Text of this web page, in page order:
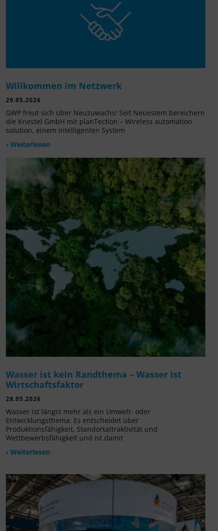
Willkommen im Netzwerk
29.05.2026
GWP freut sich über Neuzuwachs! Seit Neuestem bereichern
die Knestel GmbH mit planTection – Wireless automation
solution, einem intelligenten System
› Weiterlesen
Wasser ist kein Randthema – Wasser ist
Wirtschaftsfaktor
28.05.2026
Wasser ist längst mehr als ein Umwelt- oder
Entwicklungsthema: Es entscheidet über
Produktionsfähigkeit, Standortattraktivität und
Wettbewerbsfähigkeit und ist damit
› Weiterlesen